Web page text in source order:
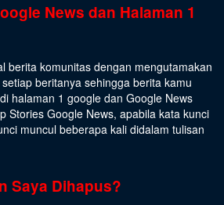
News dan Halaman 1
berita komunitas dengan mengutamakan
beritanya sehingga berita kamu
halaman 1 google dan Google News
Stories Google News, apabila kata kunci
muncul beberapa kali didalam tulisan
Saya Dihapus?